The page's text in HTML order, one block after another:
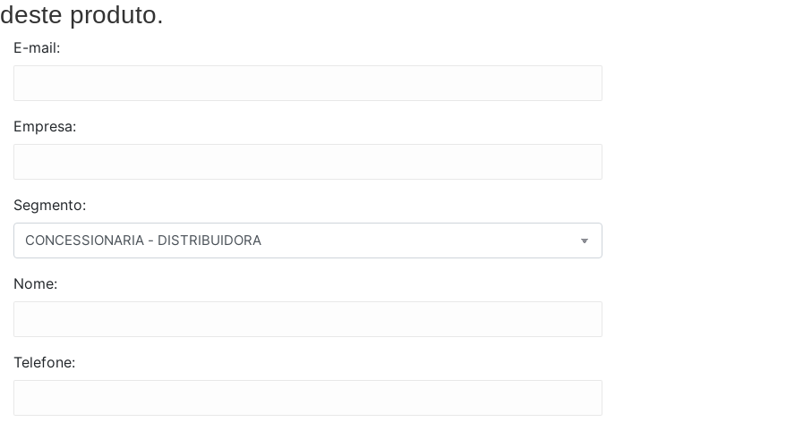
deste produto.
E-mail:
Empresa:
Segmento:
Nome:
Telefone: